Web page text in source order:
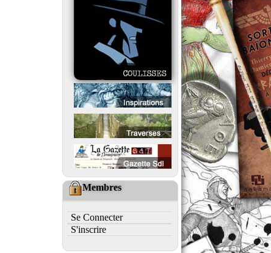
Membres
Se Connecter
S'inscrire